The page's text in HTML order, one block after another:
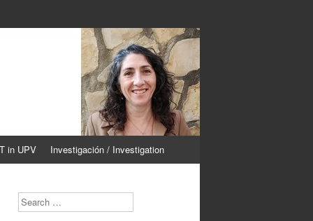
in UPV Investigación / Investigation
Search